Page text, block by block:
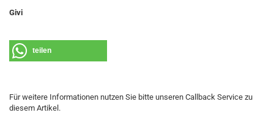
Givi
teilen
Für weitere Informationen nutzen Sie bitte unseren Callback Service zu
diesem Artikel.